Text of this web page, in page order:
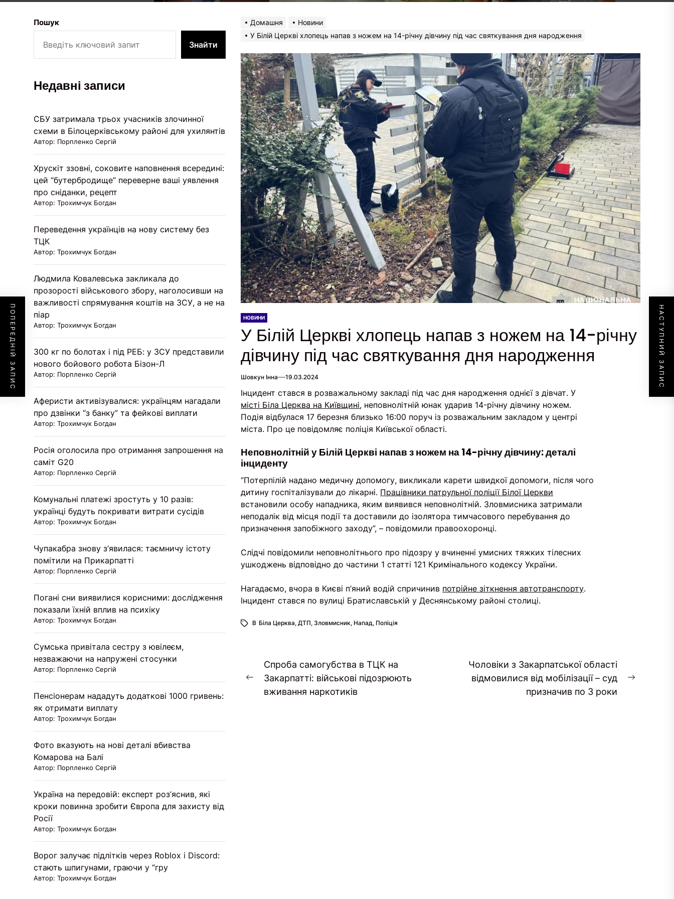
Домашня
Новини
У Білій Церкві хлопець напав з ножем на 14-річну дівчину під час святкування дня народження
НОВИНИ
У Білій Церкві хлопець напав з ножем на 14-річну
дівчину під час святкування дня народження
Шовкун Інна 19.03.2024
Інцидент стався в розважальному закладі під час дня народження однієї з дівчат. У
місті Біла Церква на Київщині, неповнолітній юнак ударив 14-річну дівчину ножем.
Подія відбулася 17 березня близько 16:00 поруч із розважальним закладом у центрі
міста. Про це повідомляє поліція Київської області.
Неповнолітній у Білій Церкві напав з ножем на 14-річну дівчину: деталі
інциденту
“Потерпілій надано медичну допомогу, викликали карети швидкої допомоги, після чого
дитину госпіталізували до лікарні. Працівники патрульної поліції Білої Церкви
встановили особу нападника, яким виявився неповнолітній. Зловмисника затримали
неподалік від місця події та доставили до ізолятора тимчасового перебування до
призначення запобіжного заходу”, – повідомили правоохоронці.
Слідчі повідомили неповнолітнього про підозру у вчиненні умисних тяжких тілесних
ушкоджень відповідно до частини 1 статті 121 Кримінального кодексу України.
Нагадаємо, вчора в Києві п’яний водій спричинив потрійне зіткнення автотранспорту.
Інцидент стався по вулиці Братиславській у Деснянському районі столиці.
В Біла Церква,ДТП, Зловмисник, Напад, Поліція
ПОПЕРЕДНІЙ ЗАПИС НАСТУПНИЙ ЗАПИС
Навігація
записів
Попередній
запис:
Спроба самогубства в ТЦК на
Закарпатті: військові підозрюють
вживання наркотиків
Чоловіки з Закарпатської області
відмовилися від мобілізації – суд
призначив по 3 роки
Пошук
Знайти
Недавні записи
СБУ затримала трьох учасників злочинної
схеми в Білоцерківському районі для ухилянтів
Автор: Порпленко Сергій
Хрускіт ззовні, соковите наповнення всередині:
цей “бутербродище” переверне ваші уявлення
про сніданки, рецепт
Автор: Трохимчук Богдан
Переведення українців на нову систему без
ТЦК
Автор: Трохимчук Богдан
Людмила Ковалевська закликала до
прозорості військового збору, наголосивши на
важливості спрямування коштів на ЗСУ, а не на
піар
Автор: Трохимчук Богдан
300 кг по болотах і під РЕБ: у ЗСУ представили
нового бойового робота Бізон-Л
Автор: Порпленко Сергій
Аферисти активізувалися: українцям нагадали
про дзвінки “з банку” та фейкові виплати
Автор: Трохимчук Богдан
Росія оголосила про отримання запрошення на
саміт G20
Автор: Порпленко Сергій
Комунальні платежі зростуть у 10 разів:
українці будуть покривати витрати сусідів
Автор: Трохимчук Богдан
Чупакабра знову з’явилася: таємничу істоту
помітили на Прикарпатті
Автор: Порпленко Сергій
Погані сни виявилися корисними: дослідження
показали їхній вплив на психіку
Автор: Трохимчук Богдан
Сумська привітала сестру з ювілеєм,
незважаючи на напружені стосунки
Автор: Порпленко Сергій
Пенсіонерам нададуть додаткові 1000 гривень:
як отримати виплату
Автор: Трохимчук Богдан
Фото вказують на нові деталі вбивства
Комарова на Балі
Автор: Порпленко Сергій
Україна на передовій: експерт роз’яснив, які
кроки повинна зробити Європа для захисту від
Росії
Автор: Трохимчук Богдан
Ворог залучає підлітків через Roblox і Discord:
стають шпигунами, граючи у “гру
Автор: Трохимчук Богдан